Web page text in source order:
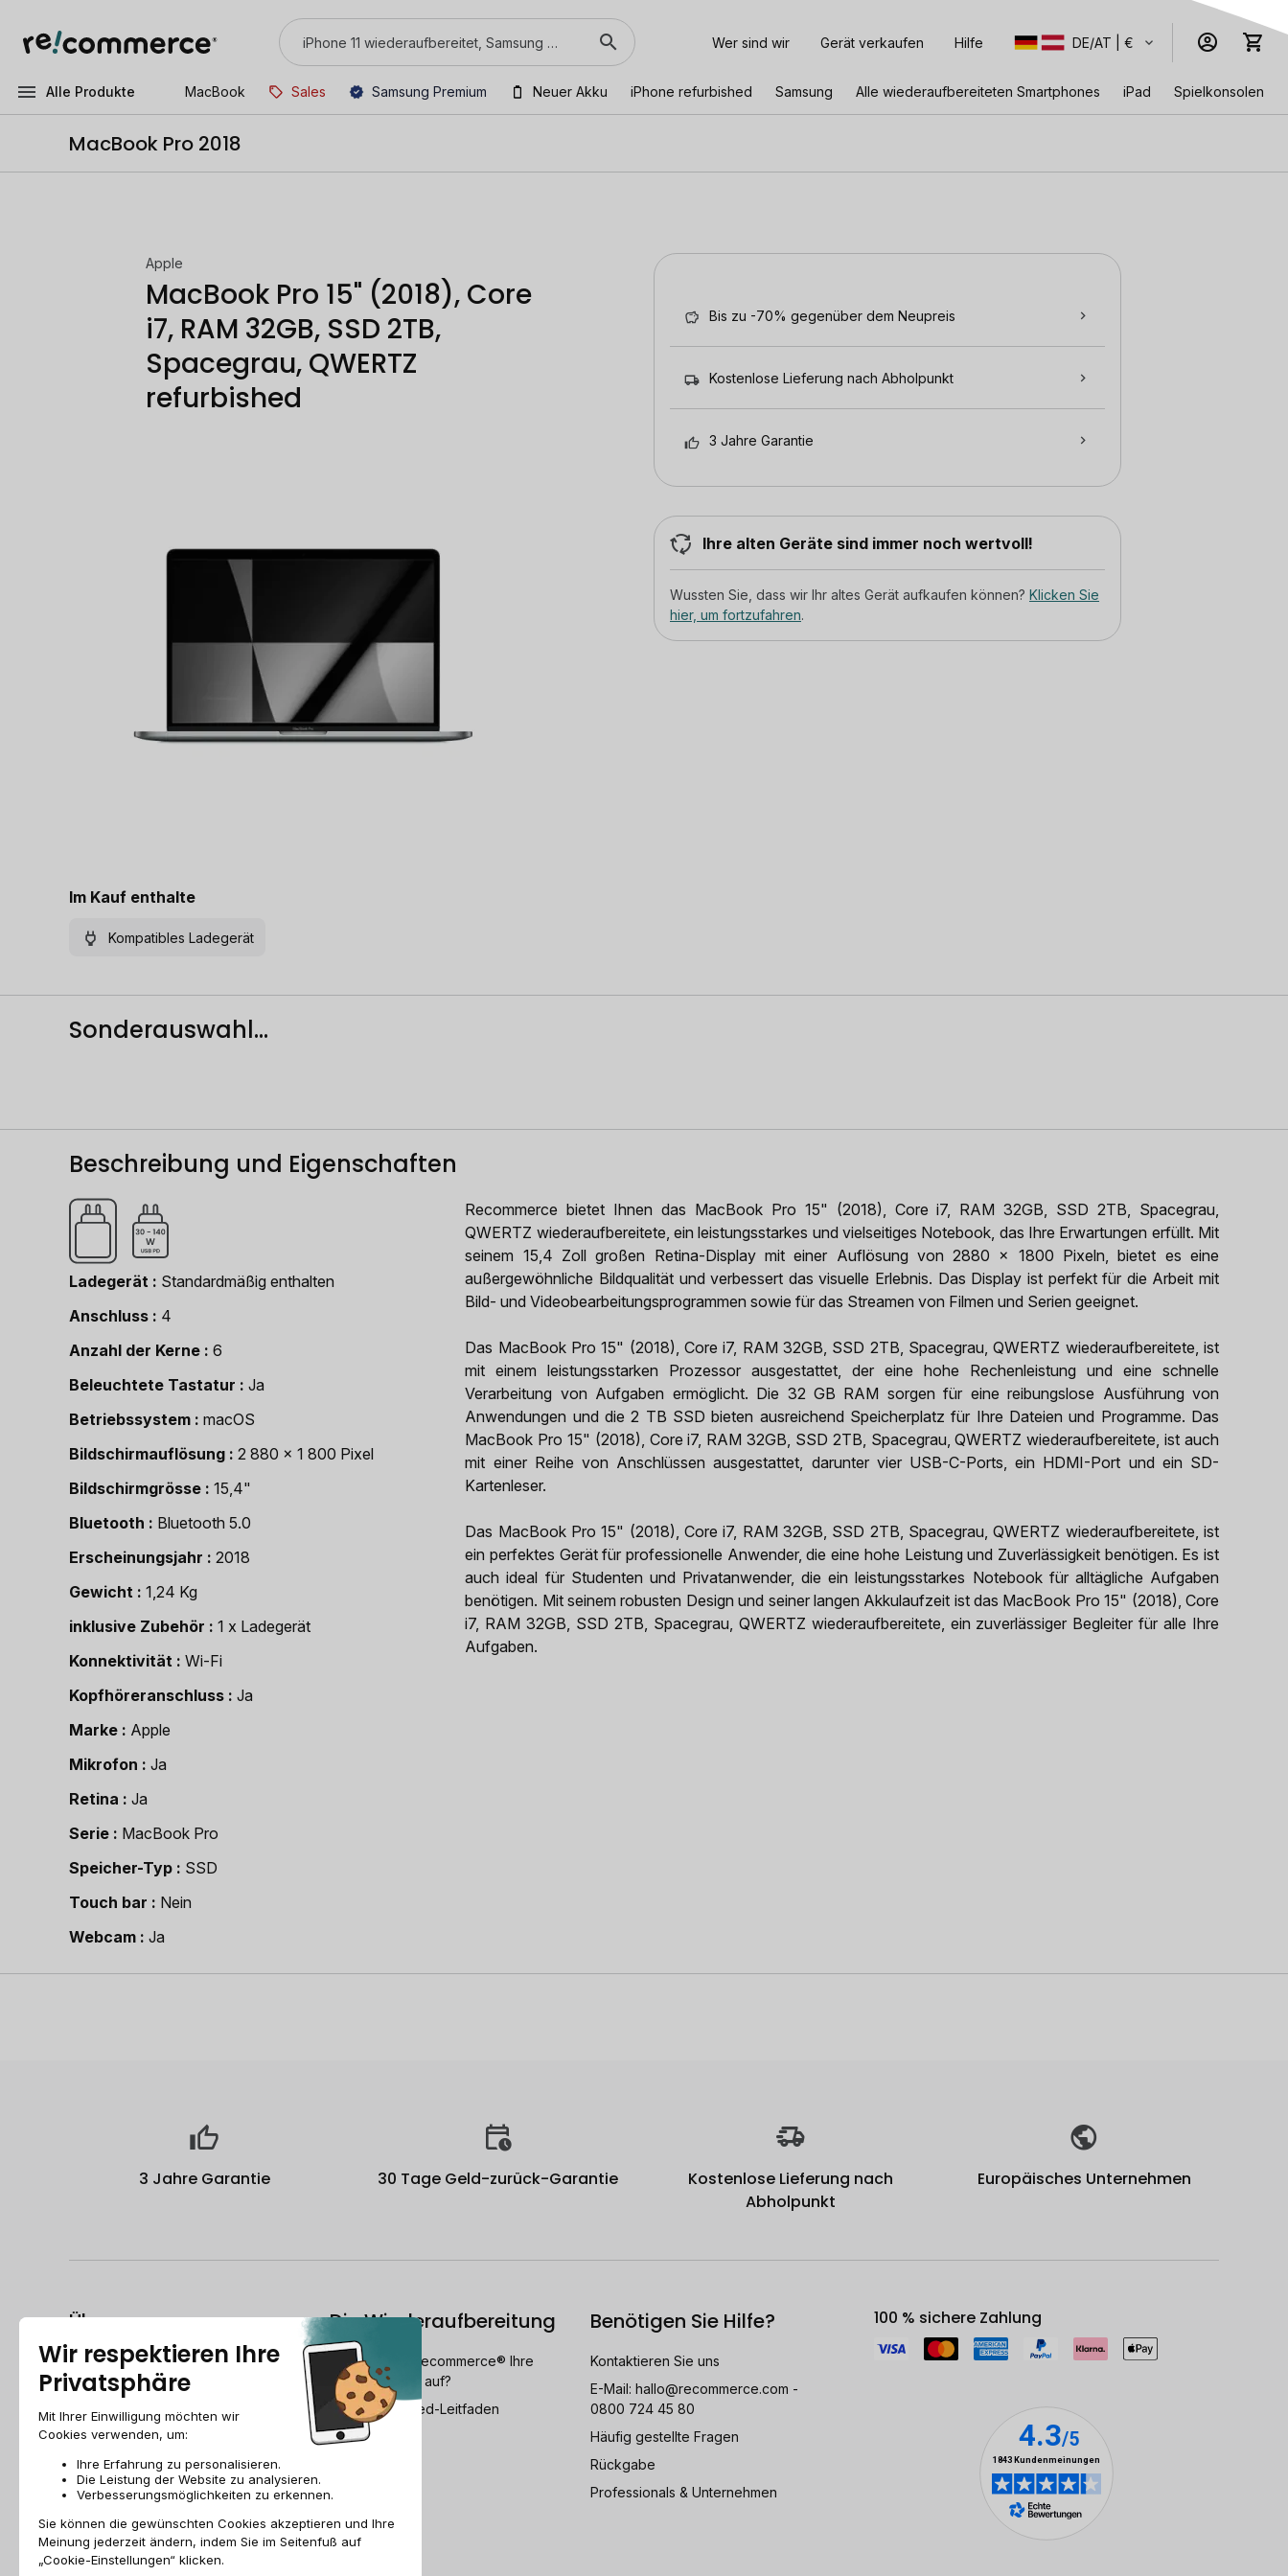
Wer sind wir Gerät verkaufen Hilfe DE/AT | €
Alle Produkte MacBook Sales Samsung Premium Neuer Akku iPhone refurbished Samsung Alle wiederaufbereiteten Smartphones iPad Spielkonsolen
MacBook Pro 2018
Apple
MacBook Pro 15" (2018), Core
i7, RAM 32GB, SSD 2TB,
Spacegrau, QWERTZ
refurbished
Im Kauf enthalte
Kompatibles Ladegerät
Bis zu -70% gegenüber dem Neupreis
Kostenlose Lieferung nach Abholpunkt
3 Jahre Garantie
Ihre alten Geräte sind immer noch wertvoll!
Wussten Sie, dass wir Ihr altes Gerät aufkaufen können? Klicken Sie
hier, um fortzufahren.
Sonderauswahl...
Beschreibung und Eigenschaften
Ladegerät
Standardmäßig enthalten
Anschluss
4
Anzahl der Kerne
6
Beleuchtete Tastatur
Ja
Betriebssystem
macOS
Bildschirmauflösung
2 880 x 1 800 Pixel
Bildschirmgrösse
15,4"
Bluetooth
Bluetooth 5.0
Erscheinungsjahr
2018
Gewicht
1,24 Kg
inklusive Zubehör
1 x Ladegerät
Konnektivität
Wi-Fi
Kopfhöreranschluss
Ja
Marke
Apple
Mikrofon
Ja
Retina
Ja
Serie
MacBook Pro
Speicher-Typ
SSD
Touch bar
Nein
Webcam
Ja
Recommerce bietet Ihnen das MacBook Pro 15" (2018), Core i7, RAM 32GB, SSD 2TB, Spacegrau,
QWERTZ wiederaufbereitete, ein leistungsstarkes und vielseitiges Notebook, das Ihre Erwartungen erfüllt. Mit
seinem 15,4 Zoll großen Retina-Display mit einer Auflösung von 2880 x 1800 Pixeln, bietet es eine
außergewöhnliche Bildqualität und verbessert das visuelle Erlebnis. Das Display ist perfekt für die Arbeit mit
Bild- und Videobearbeitungsprogrammen sowie für das Streamen von Filmen und Serien geeignet.
Das MacBook Pro 15" (2018), Core i7, RAM 32GB, SSD 2TB, Spacegrau, QWERTZ wiederaufbereitete, ist
mit einem leistungsstarken Prozessor ausgestattet, der eine hohe Rechenleistung und eine schnelle
Verarbeitung von Aufgaben ermöglicht. Die 32 GB RAM sorgen für eine reibungslose Ausführung von
Anwendungen und die 2 TB SSD bieten ausreichend Speicherplatz für Ihre Dateien und Programme. Das
MacBook Pro 15" (2018), Core i7, RAM 32GB, SSD 2TB, Spacegrau, QWERTZ wiederaufbereitete, ist auch
mit einer Reihe von Anschlüssen ausgestattet, darunter vier USB-C-Ports, ein HDMI-Port und ein SD-
Kartenleser.
Das MacBook Pro 15" (2018), Core i7, RAM 32GB, SSD 2TB, Spacegrau, QWERTZ wiederaufbereitete, ist
ein perfektes Gerät für professionelle Anwender, die eine hohe Leistung und Zuverlässigkeit benötigen. Es ist
auch ideal für Studenten und Privatanwender, die ein leistungsstarkes Notebook für alltägliche Aufgaben
benötigen. Mit seinem robusten Design und seiner langen Akkulaufzeit ist das MacBook Pro 15" (2018), Core
i7, RAM 32GB, SSD 2TB, Spacegrau, QWERTZ wiederaufbereitete, ein zuverlässiger Begleiter für alle Ihre
Aufgaben.
3 Jahre Garantie 30 Tage Geld-zurück-Garantie
Kostenlose Lieferung nach
Abholpunkt
Europäisches Unternehmen
Über uns
Wer ist Recommerce®?
Freunde werben
Recommerce group
Die Wiederaufbereitung
Wie bereitet Recommerce® Ihre
Geräte wieder auf?
Der Refurbished-Leitfaden
Benötigen Sie Hilfe?
Kontaktieren Sie uns
E-Mail: hallo@recommerce.com -
0800 724 45 80
Häufig gestellte Fragen
Rückgabe
Professionals & Unternehmen
100 % sichere Zahlung